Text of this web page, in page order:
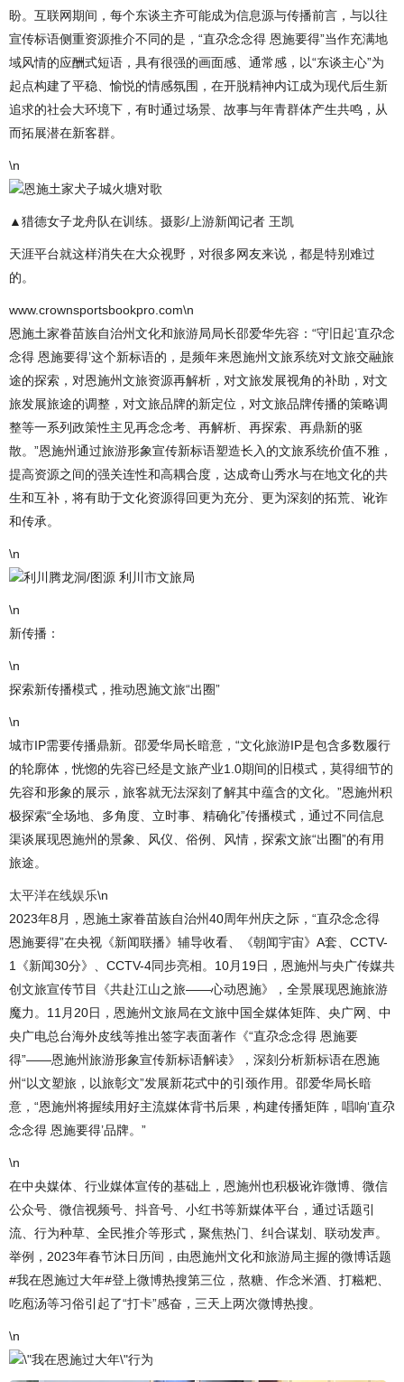
盼。互联网期间，每个东谈主齐可能成为信息源与传播前言，与以往
宣传标语侧重资源推介不同的是，“直尕念念得 恩施要得”当作充满地
域风情的应酬式短语，具有很强的画面感、通常感，以“东谈主心”为
起点构建了平稳、愉悦的情感氛围，在开脱精神内讧成为现代后生新
追求的社会大环境下，有时通过场景、故事与年青群体产生共鸣，从
而拓展潜在新客群。
\n
恩施土家犬子城火塘对歌
▲猎德女子龙舟队在训练。摄影/上游新闻记者 王凯
天涯平台就这样消失在大众视野，对很多网友来说，都是特别难过
的。
www.crownsportsbookpro.com\n
恩施土家眷苗族自治州文化和旅游局局长邵爱华先容：“守旧起‘直尕念
念得 恩施要得’这个新标语的，是频年来恩施州文旅系统对文旅交融旅
途的探索，对恩施州文旅资源再解析，对文旅发展视角的补助，对文
旅发展旅途的调整，对文旅品牌的新定位，对文旅品牌传播的策略调
整等一系列政策性主见再念念考、再解析、再探索、再鼎新的驱
散。”恩施州通过旅游形象宣传新标语塑造长入的文旅系统价值不雅，
提高资源之间的强关连性和高耦合度，达成奇山秀水与在地文化的共
生和互补，将有助于文化资源得回更为充分、更为深刻的拓荒、讹诈
和传承。
\n
利川腾龙洞/图源 利川市文旅局
\n
新传播：
\n
探索新传播模式，推动恩施文旅“出圈”
\n
城市IP需要传播鼎新。邵爱华局长暗意，“文化旅游IP是包含多数履行
的轮廓体，恍惚的先容已经是文旅产业1.0期间的旧模式，莫得细节的
先容和形象的展示，旅客就无法深刻了解其中蕴含的文化。”恩施州积
极探索“全场地、多角度、立时事、精确化”传播模式，通过不同信息
渠谈展现恩施州的景象、风仪、俗例、风情，探索文旅“出圈”的有用
旅途。
太平洋在线娱乐\n
2023年8月，恩施土家眷苗族自治州40周年州庆之际，“直尕念念得
恩施要得”在央视《新闻联播》辅导收看、《朝闻宇宙》A套、CCTV-
1《新闻30分》、CCTV-4同步亮相。10月19日，恩施州与央广传媒共
创文旅宣传节目《共赴江山之旅——心动恩施》，全景展现恩施旅游
魔力。11月20日，恩施州文旅局在文旅中国全媒体矩阵、央广网、中
央广电总台海外皮线等推出签字表面著作《“直尕念念得 恩施要
得”——恩施州旅游形象宣传新标语解读》，深刻分析新标语在恩施
州“以文塑旅，以旅彰文”发展新花式中的引颈作用。邵爱华局长暗
意，“恩施州将握续用好主流媒体背书后果，构建传播矩阵，唱响‘直尕
念念得 恩施要得’品牌。”
\n
在中央媒体、行业媒体宣传的基础上，恩施州也积极讹诈微博、微信
公众号、微信视频号、抖音号、小红书等新媒体平台，通过话题引
流、行为种草、全民推介等形式，聚焦热门、纠合谋划、联动发声。
举例，2023年春节沐日历间，由恩施州文化和旅游局主握的微博话题
#我在恩施过大年#登上微博热搜第三位，熬糖、作念米酒、打糍粑、
吃庖汤等习俗引起了“打卡”感奋，三天上两次微博热搜。
\n
\"我在恩施过大年\"行为